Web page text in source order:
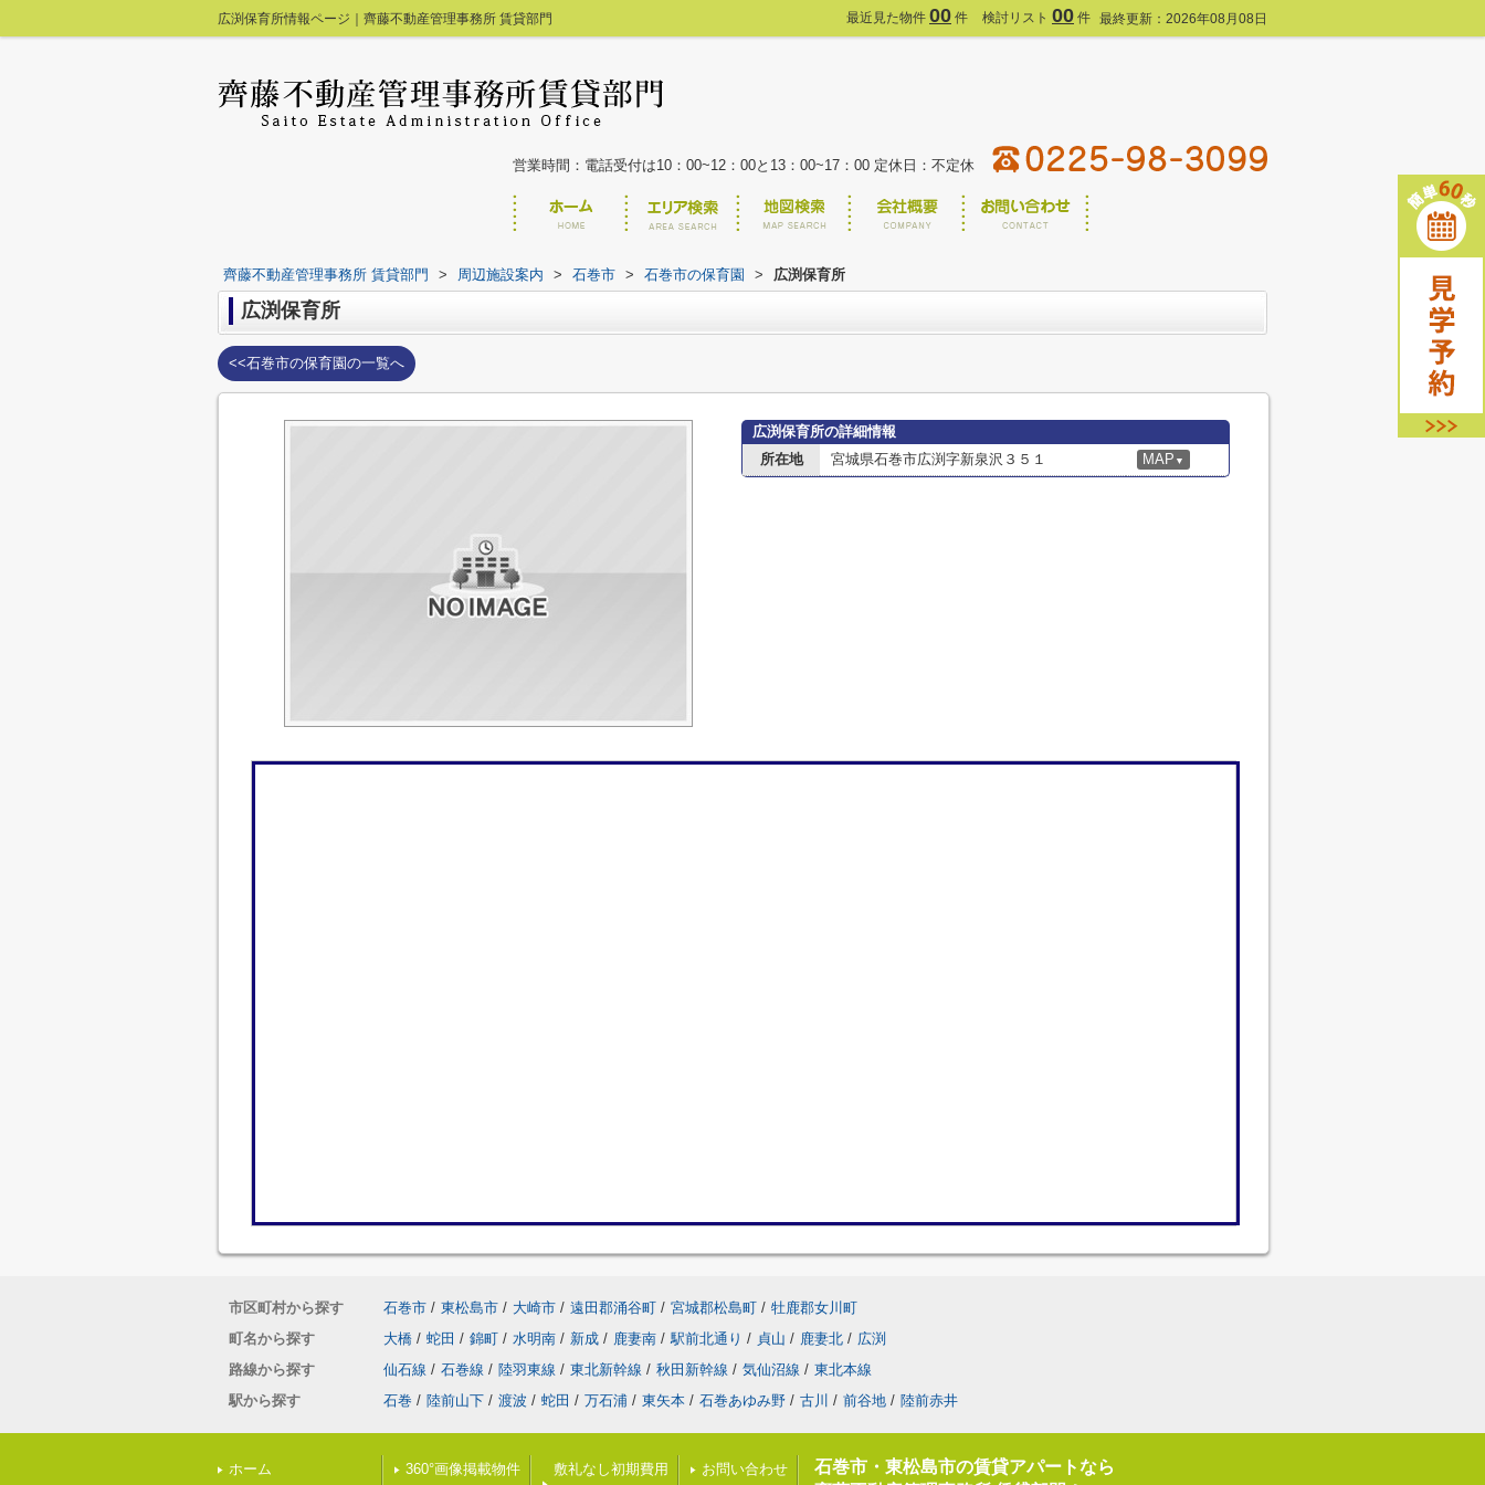
広渕保育所情報ページ｜齊藤不動産管理事務所 賃貸部門 最近見た物件 00 件 検討リスト 00 件 最終更新：2026年08月08日
営業時間：電話受付は10：00~12：00と13：00~17：00 定休日：不定休
齊藤不動産管理事務所 賃貸部門 > 周辺施設案内 > 石巻市 > 石巻市の保育園 > 広渕保育所
広渕保育所
<<石巻市の保育園の一覧へ
広渕保育所の詳細情報
所在地
宮城県石巻市広渕字新泉沢３５１ MAP ▼
市区町村から探す 石巻市 / 東松島市 / 大崎市 / 遠田郡涌谷町 / 宮城郡松島町 / 牡鹿郡女川町
町名から探す
大橋 / 蛇田 / 錦町 / 水明南 / 新成 / 鹿妻南 / 駅前北通り / 貞山 / 鹿妻北 / 広渕
路線から探す
仙石線 / 石巻線 / 陸羽東線 / 東北新幹線 / 秋田新幹線 / 気仙沼線 / 東北本線
駅から探す
石巻 / 陸前山下 / 渡波 / 蛇田 / 万石浦 / 東矢本 / 石巻あゆみ野 / 古川 / 前谷地 / 陸前赤井
ホーム 360°画像掲載物件 敷礼なし初期費用 お問い合わせ
石巻市・東松島市の賃貸アパートなら